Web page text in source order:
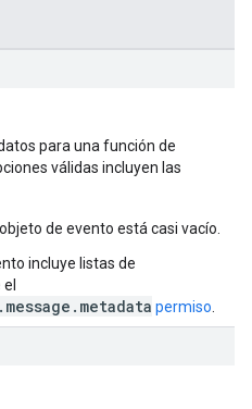
para una función de
válidas incluyen las
de evento está casi vacío.
incluye listas de
permiso